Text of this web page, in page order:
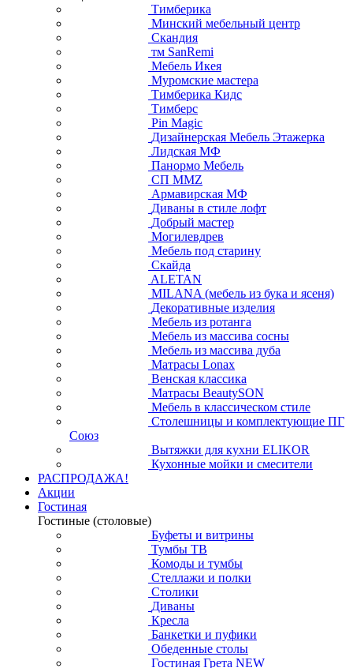
Тимберика
Минский мебельный центр
Скандия
тм SanRemi
Мебель Икея
Муромские мастера
Тимберика Кидс
Тимберс
Pin Magic
Дизайнерская Мебель Этажерка
Лидская МФ
Панормо Мебель
СП ММZ
Армавирская МФ
Диваны в стиле лофт
Добрый мастер
Могилевдрев
Мебель под старину
Скайда
ALETAN
MILANA (мебель из бука и ясеня)
Декоративные изделия
Мебель из ротанга
Мебель из массива сосны
Мебель из массива дуба
Матрасы Lonax
Венская классика
Матрасы BeautySON
Мебель в классическом стиле
Столешницы и комплектующие ПГ
Союз
Вытяжки для кухни ELIKOR
Кухонные мойки и смесители
РАСПРОДАЖА!
Акции
Гостиная
Гостиные (столовые)
Буфеты и витрины
Тумбы ТВ
Комоды и тумбы
Стеллажи и полки
Столики
Диваны
Кресла
Банкетки и пуфики
Обеденные столы
Гостиная Грета NEW